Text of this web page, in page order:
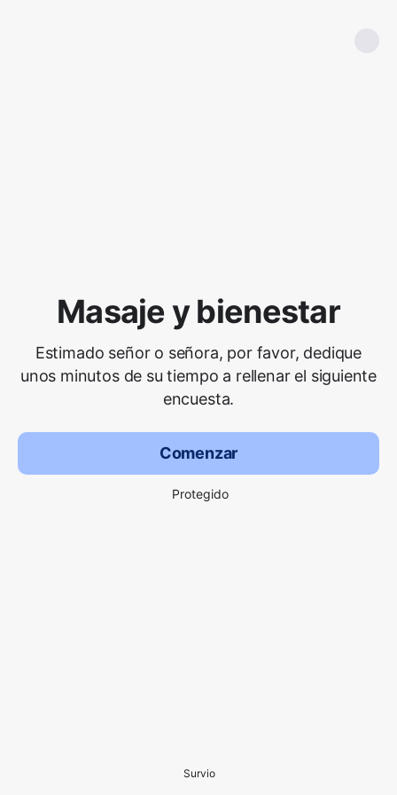
Masaje y bienestar
Estimado señor o señora, por favor, dedique
unos minutos de su tiempo a rellenar el siguiente
encuesta.
Comenzar
Protegido
Survio